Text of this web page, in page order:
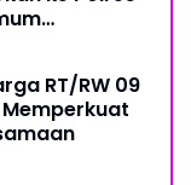
RT/RW 09